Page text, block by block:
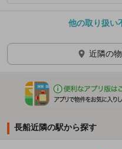
他の取り扱い
近隣の
長船近隣の駅から探す